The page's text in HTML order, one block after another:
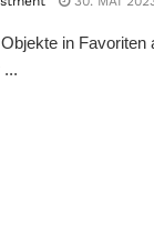
in
...